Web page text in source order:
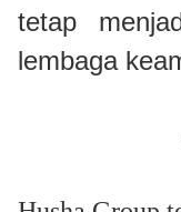
tetap
lembaga